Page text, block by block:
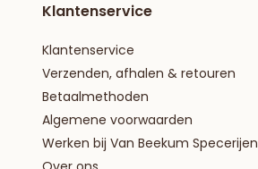
Klantenservice
Klantenservice
Verzenden, afhalen & retouren
Betaalmethoden
Algemene voorwaarden
Werken bij Van Beekum Specerijen